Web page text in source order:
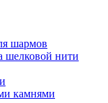
шармов
шелковой нити
камнями